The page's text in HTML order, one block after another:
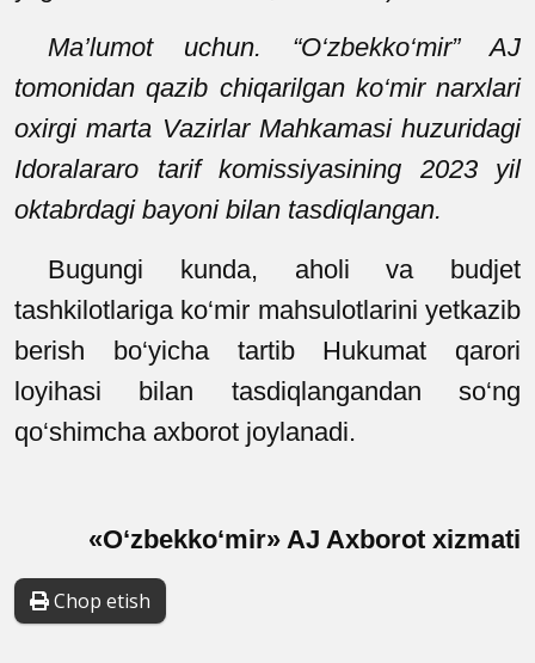
Ma’lumot uchun. “O‘zbekko‘mir” AJ
tomonidan qazib chiqarilgan ko‘mir narxlari
oxirgi marta Vazirlar Mahkamasi huzuridagi
Idoralararo tarif komissiyasining 2023 yil
oktabrdagi bayoni bilan tasdiqlangan.
Bugungi kunda, aholi va budjet
tashkilotlariga ko‘mir mahsulotlarini yetkazib
berish bo‘yicha tartib Hukumat qarori
loyihasi bilan tasdiqlangandan so‘ng
qo‘shimcha axborot joylanadi.
«O‘zbekko‘mir» AJ Axborot xizmati
Chop etish